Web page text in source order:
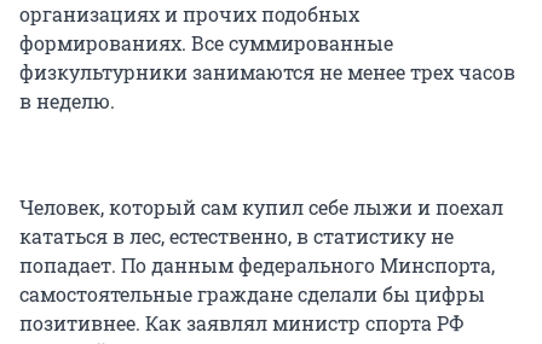
организациях и прочих подобных
формированиях. Все суммированные
физкультурники занимаются не менее трех часов
в неделю.
Человек, который сам купил себе лыжи и поехал
кататься в лес, естественно, в статистику не
попадает. По данным федерального Минспорта,
самостоятельные граждане сделали бы цифры
позитивнее. Как заявлял министр спорта РФ